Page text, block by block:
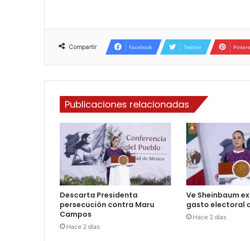
Compartir Facebook Twitter
Publicaciones relacionadas
Descarta Presidenta
persecución contra Maru
Campos
Hace 2 días
Ve Sheinbaum
gasto electoral
Hace 2 días